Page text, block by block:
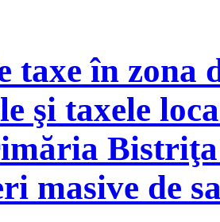
taxe în zona
şi taxele
Bistriţa
masive de